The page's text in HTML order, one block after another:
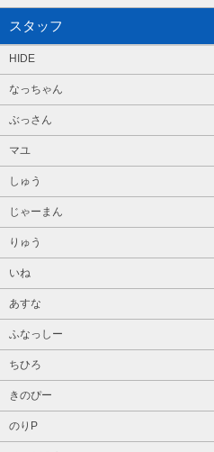
スタッフ
HIDE
なっちゃん
ぶっさん
マユ
しゅう
じゃーまん
りゅう
いね
あすな
ふなっしー
ちひろ
きのぴー
のりP